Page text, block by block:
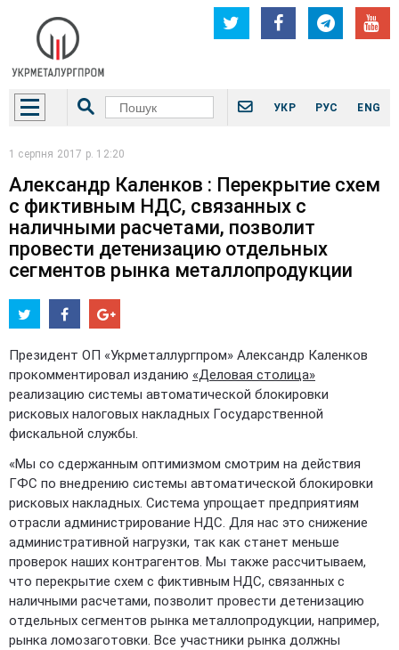
УКР РУС ENG
1 серпня 2017 р. 12:20
Александр Каленков : Перекрытие схем
с фиктивным НДС, связанных с
наличными расчетами, позволит
провести детенизацию отдельных
сегментов рынка металлопродукции
Президент ОП «Укрметаллургпром» Александр Каленков
прокомментировал изданию «Деловая столица»
реализацию системы автоматической блокировки
рисковых налоговых накладных Государственной
фискальной службы.
«Мы со сдержанным оптимизмом смотрим на действия
ГФС по внедрению системы автоматической блокировки
рисковых накладных. Система упрощает предприятиям
отрасли администрирование НДС. Для нас это снижение
административной нагрузки, так как станет меньше
проверок наших контрагентов. Мы также рассчитываем,
что перекрытие схем с фиктивным НДС, связанных с
наличными расчетами, позволит провести детенизацию
отдельных сегментов рынка металлопродукции, например,
рынка ломозаготовки. Все участники рынка должны